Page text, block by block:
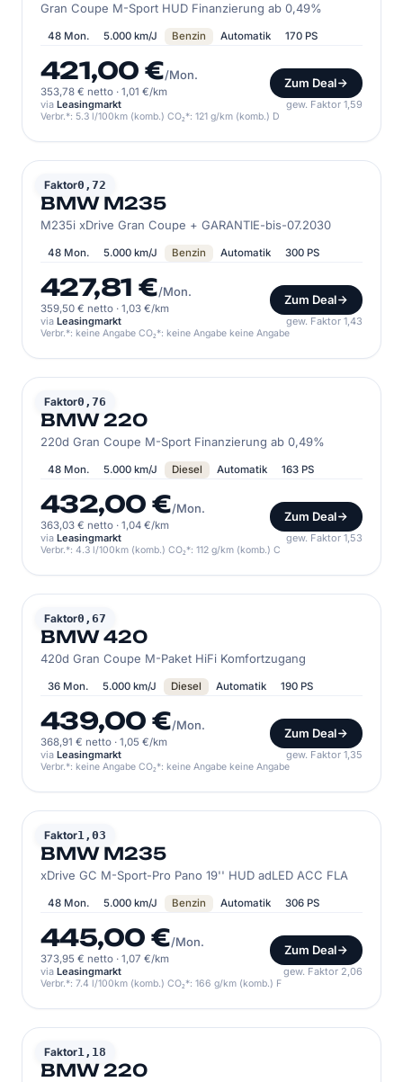
Gran Coupe M-Sport HUD Finanzierung ab 0,49%
48 Mon. 5.000 km/J Benzin Automatik 170 PS
421,00 €/Mon.
353,78 € netto · 1,01 €/km
Zum Deal
via Leasingmarkt gew. Faktor 1,59
Verbr.*: 5.3 l/100km (komb.) CO₂*: 121 g/km (komb.) D
Faktor0,72
BMW
BMW M235
M235i xDrive Gran Coupe + GARANTIE-bis-07.2030
48 Mon. 5.000 km/J Benzin Automatik 300 PS
427,81 €/Mon.
359,50 € netto · 1,03 €/km
Zum Deal
via Leasingmarkt gew. Faktor 1,43
Verbr.*: keine Angabe CO₂*: keine Angabe keine Angabe
Faktor0,76
BMW
BMW 220
220d Gran Coupe M-Sport Finanzierung ab 0,49%
48 Mon. 5.000 km/J Diesel Automatik 163 PS
432,00 €/Mon.
363,03 € netto · 1,04 €/km
Zum Deal
via Leasingmarkt gew. Faktor 1,53
Verbr.*: 4.3 l/100km (komb.) CO₂*: 112 g/km (komb.) C
Faktor0,67
BMW
BMW 420
420d Gran Coupe M-Paket HiFi Komfortzugang
36 Mon. 5.000 km/J Diesel Automatik 190 PS
439,00 €/Mon.
368,91 € netto · 1,05 €/km
Zum Deal
via Leasingmarkt gew. Faktor 1,35
Verbr.*: keine Angabe CO₂*: keine Angabe keine Angabe
Faktor1,03
BMW
BMW M235
xDrive GC M-Sport-Pro Pano 19'' HUD adLED ACC FLA
48 Mon. 5.000 km/J Benzin Automatik 306 PS
445,00 €/Mon.
373,95 € netto · 1,07 €/km
Zum Deal
via Leasingmarkt gew. Faktor 2,06
Verbr.*: 7.4 l/100km (komb.) CO₂*: 166 g/km (komb.) F
Faktor1,18
BMW
BMW 220